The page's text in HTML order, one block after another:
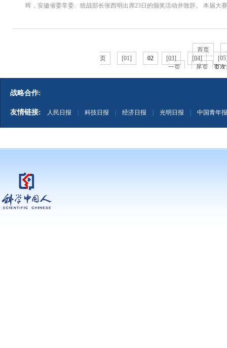
晖，安徽省委常委、统战部长张西明出席23日的颁奖活动并致辞。 本届大
首页
页
[01] 02 [03] [04]
一页
尾页 页次
战略合作:
友情链接: 人民日报 科技日报 经济日报 光明日报 中国青年报